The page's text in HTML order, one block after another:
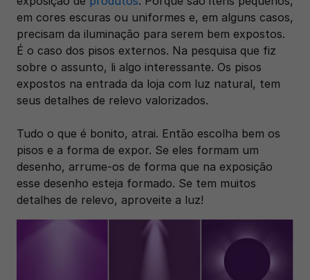
em cores escuras ou uniformes e, em alguns casos,
precisam da iluminação para serem bem expostos.
É o caso dos pisos externos. Na pesquisa que fiz
sobre o assunto, li algo interessante. Os pisos
expostos na entrada da loja com luz natural, tem
seus detalhes de relevo valorizados.
Tudo o que é bonito, atrai. Então escolha bem os
pisos e a forma de expor. Se eles formam um
desenho, arrume-os de forma que na exposição
esse desenho esteja formado. Se tem muitos
detalhes de relevo, aproveite a luz!